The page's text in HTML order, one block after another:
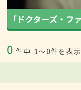
0 件中 1〜0件を表示